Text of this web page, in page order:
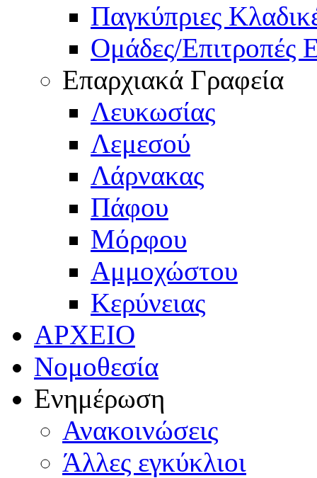
Παγκύπριες
Ομάδες/Επιτροπές
Επαρχιακά Γραφεία
Λευκωσίας
Λεμεσού
Λάρνακας
Πάφου
Μόρφου
Αμμοχώστου
Κερύνειας
ΑΡΧΕΙΟ
Νομοθεσία
Ενημέρωση
Ανακοινώσεις
Άλλες εγκύκλιοι